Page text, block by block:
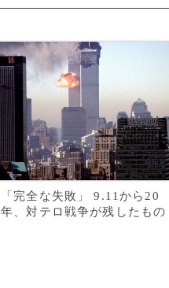
「完全な失敗」 9.11から20
年、対テロ戦争が残したもの